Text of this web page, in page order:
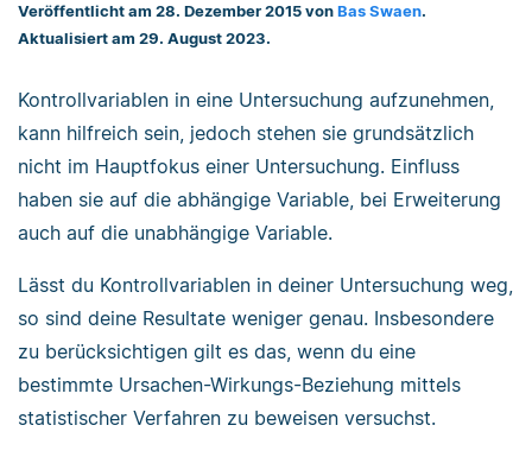
Veröffentlicht am 28. Dezember 2015 von Bas Swaen.
Aktualisiert am 29. August 2023.
Kontrollvariablen in eine Untersuchung aufzunehmen,
kann hilfreich sein, jedoch stehen sie grundsätzlich
nicht im Hauptfokus einer Untersuchung. Einfluss
haben sie auf die abhängige Variable, bei Erweiterung
auch auf die unabhängige Variable.
Lässt du Kontrollvariablen in deiner Untersuchung weg,
so sind deine Resultate weniger genau. Insbesondere
zu berücksichtigen gilt es das, wenn du eine
bestimmte Ursachen-Wirkungs-Beziehung mittels
statistischer Verfahren zu beweisen versuchst.